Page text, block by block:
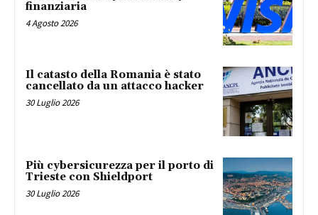
finanziaria
4 Agosto 2026
Il catasto della Romania è stato
cancellato da un attacco hacker
30 Luglio 2026
Più cybersicurezza per il porto di
Trieste con Shieldport
30 Luglio 2026